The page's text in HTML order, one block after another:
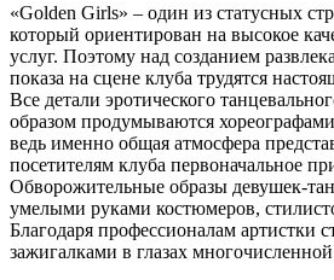
«Golden Girls» – один из статусных
который ориентирован на высокое
услуг. Поэтому над созданием
показа на сцене клуба трудятся
Все детали эротического
образом продумываются
ведь именно общая атмосфера
посетителям клуба первоначальное
Обворожительные образы девушек-
умелыми руками костюмеров,
Благодаря профессионалам артистки
зажигалками в глазах